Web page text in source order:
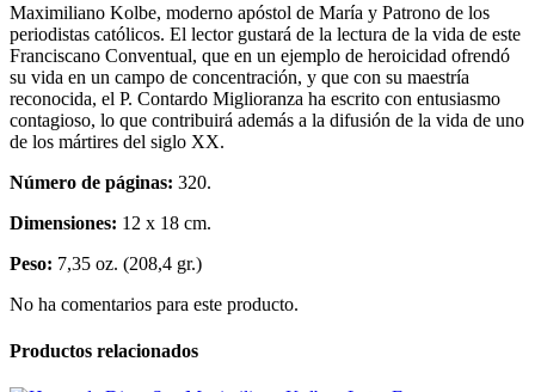
Maximiliano Kolbe, moderno apóstol de María y Patrono de los
periodistas católicos. El lector gustará de la lectura de la vida de este
Franciscano Conventual, que en un ejemplo de heroicidad ofrendó
su vida en un campo de concentración, y que con su maestría
reconocida, el P. Contardo Miglioranza ha escrito con entusiasmo
contagioso, lo que contribuirá además a la difusión de la vida de uno
de los mártires del siglo XX.
Número de páginas: 320.
Dimensiones: 12 x 18 cm.
Peso: 7,35 oz. (208,4 gr.)
No ha comentarios para este producto.
Productos relacionados